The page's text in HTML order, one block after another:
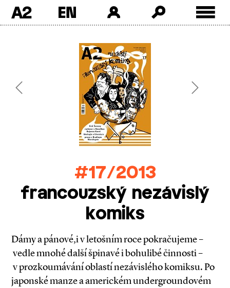
A2
Previous Next
#17/2013
francouzský nezávislý
komiks
Dámy a pánové,i v letošním roce pokračujeme –
vedle mnohé další špinavé i bohulibé činnosti –
v prozkoumávání oblastí nezávislého komiksu. Po
japonské manze a americkém undergroundovém